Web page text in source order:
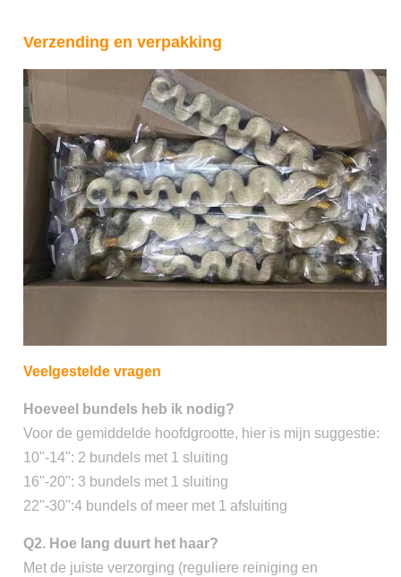
Verzending en verpakking
Veelgestelde vragen
Hoeveel bundels heb ik nodig?
Voor de gemiddelde hoofdgrootte, hier is mijn suggestie:
10"-14": 2 bundels met 1 sluiting
16"-20": 3 bundels met 1 sluiting
22"-30":4 bundels of meer met 1 afsluiting
Q2. Hoe lang duurt het haar?
Met de juiste verzorging (reguliere reiniging en